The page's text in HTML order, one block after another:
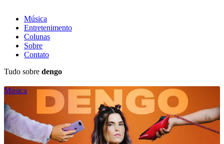
Música
Entretenimento
Colunas
Sobre
Contato
Tudo sobre dengo
Música